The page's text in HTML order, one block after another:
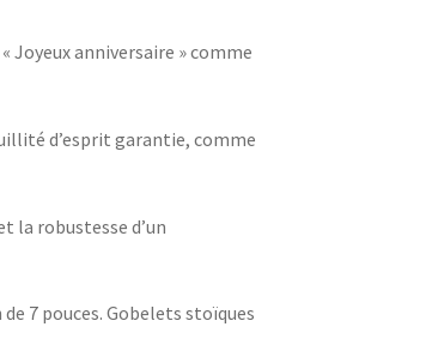
Joyeux anniversaire » comme
d’esprit garantie, comme
la robustesse d’un
7 pouces. Gobelets stoïques